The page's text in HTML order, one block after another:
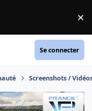
×
Se connecter
Screenshots /